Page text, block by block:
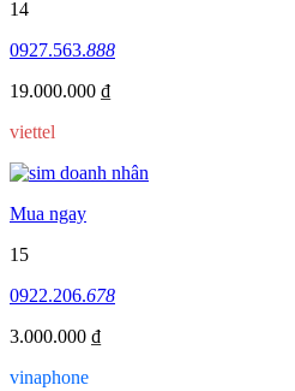
14
0927.563.888
19.000.000 ₫
viettel
Mua ngay
15
0922.206.678
3.000.000 ₫
vinaphone